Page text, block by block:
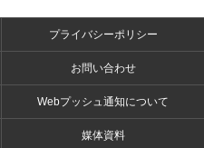
プライバシーポリシー
お問い合わせ
Webプッシュ通知について
媒体資料